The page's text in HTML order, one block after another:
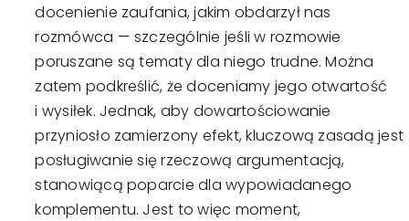
docenienie zaufania, jakim obdarzył nas
rozmówca — szczególnie jeśli w rozmowie
poruszane są tematy dla niego trudne. Można
zatem podkreślić, że doceniamy jego otwartość
i wysiłek. Jednak, aby dowartościowanie
przyniosło zamierzony efekt, kluczową zasadą jest
posługiwanie się rzeczową argumentacją,
stanowiącą poparcie dla wypowiadanego
komplementu. Jest to więc moment,